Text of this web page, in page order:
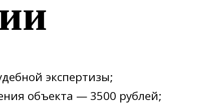
экспертизы;
объекта — 3500 рублей;